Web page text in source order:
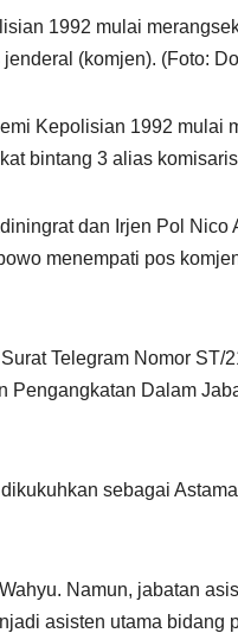
1992 mulai
(komjen). (Foto:
Kepolisian 1992 mulai
bintang 3 alias
dan Irjen Pol
menempati pos
Telegram Nomor ST/
Pengangkatan Dalam
sebagai
Namun, jabatan
asisten utama